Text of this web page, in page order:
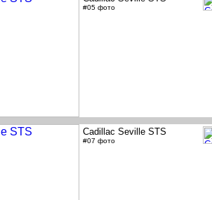
#05 фото
Cadillac Seville STS
#07 фото